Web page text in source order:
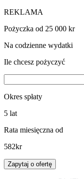
REKLAMA
Pożyczka od 25 000 kr
Na codzienne wydatki
Ile chcesz pożyczyć
Okres spłaty
5 lat
Rata miesięczna od
582kr
Zapytaj o ofertę